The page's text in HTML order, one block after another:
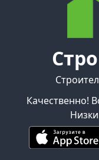
Качественно!